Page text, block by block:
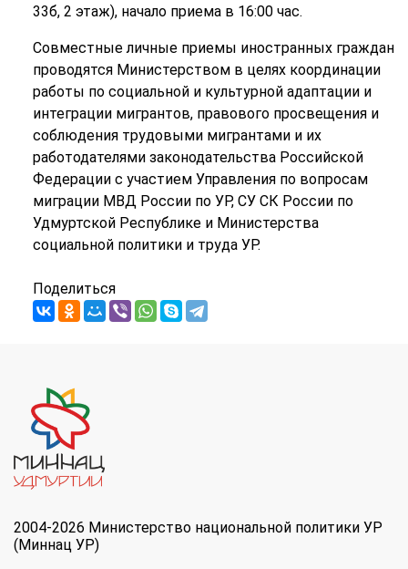
33б, 2 этаж), начало приема в 16:00 час.
Совместные личные приемы иностранных граждан
проводятся Министерством в целях координации
работы по социальной и культурной адаптации и
интеграции мигрантов, правового просвещения и
соблюдения трудовыми мигрантами и их
работодателями законодательства Российской
Федерации с участием Управления по вопросам
миграции МВД России по УР, СУ СК России по
Удмуртской Республике и Министерства
социальной политики и труда УР.
Поделиться
2004-2026 Министерство национальной политики УР
(Миннац УР)